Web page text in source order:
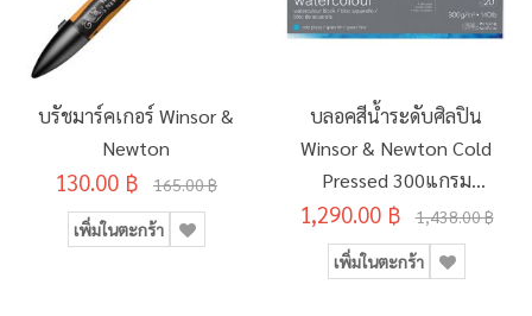
บรัชมาร์คเกอร์ Winsor &
Newton
130.00 ฿ 165.00 ฿
เพิ่มในตะกร้า
บลอคสีน้ำระดับศิลปิน
Winsor & Newton Cold
Pressed 300แกรม
20แผ่น 17.8x25.4ซม.
#6664001
1,290.00 ฿ 1,438.00 ฿
เพิ่มในตะกร้า